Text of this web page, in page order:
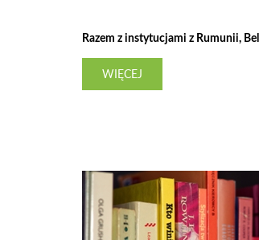
Razem z instytucjami z Rumunii,
WIĘCEJ